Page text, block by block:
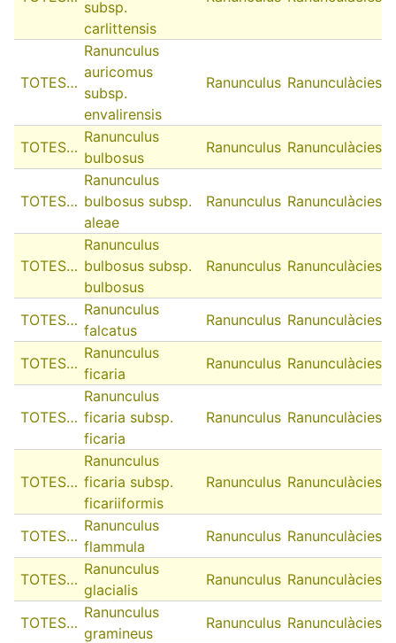
subsp.
carlittensis
TOTES…
Ranunculus
auricomus
subsp.
envalirensis
Ranunculus Ranunculàcies
TOTES…
Ranunculus
bulbosus
Ranunculus Ranunculàcies
TOTES…
Ranunculus
bulbosus subsp.
aleae
Ranunculus Ranunculàcies
TOTES…
Ranunculus
bulbosus subsp.
bulbosus
Ranunculus Ranunculàcies
TOTES…
Ranunculus
falcatus
Ranunculus Ranunculàcies
TOTES…
Ranunculus
ficaria
Ranunculus Ranunculàcies
TOTES…
Ranunculus
ficaria subsp.
ficaria
Ranunculus Ranunculàcies
TOTES…
Ranunculus
ficaria subsp.
ficariiformis
Ranunculus Ranunculàcies
TOTES…
Ranunculus
flammula
Ranunculus Ranunculàcies
TOTES…
Ranunculus
glacialis
Ranunculus Ranunculàcies
TOTES…
Ranunculus
gramineus
Ranunculus Ranunculàcies